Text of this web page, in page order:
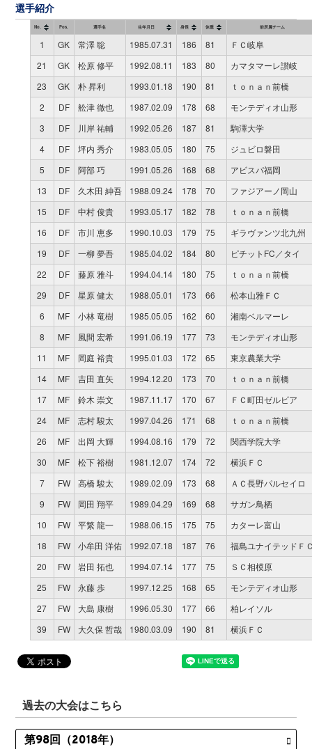
選手紹介
No. Pos. 選手名 生年月日 身長 体重 前所属チーム
1 GK 常澤 聡 1985.07.31 186 81
ＦＣ岐阜
21
GK 松原 修平 1992.08.11 183 80
カマタマーレ讃岐
23
GK 朴 昇利 1993.01.18 190 81
ｔｏｎａｎ前橋
2
DF 舩津 徹也 1987.02.09 178 68
モンテディオ山形
3
DF 川岸 祐輔 1992.05.26 187 81
駒澤大学
4
DF 坪内 秀介 1983.05.05 180 75
ジュビロ磐田
5
DF 阿部 巧 1991.05.26 168 68
アビスパ福岡
13
DF 久木田 紳吾 1988.09.24 178 70
ファジアーノ岡山
15
DF 中村 俊貴 1993.05.17 182 78
ｔｏｎａｎ前橋
16
DF 市川 恵多 1990.10.03 179 75
ギラヴァンツ北九州
19
DF 一柳 夢吾 1985.04.02 184 80
ピチットFC／タイ
22
DF 藤原 雅斗 1994.04.14 180 75
ｔｏｎａｎ前橋
29
DF 星原 健太 1988.05.01 173 66
松本山雅ＦＣ
6
MF 小林 竜樹 1985.05.05 162 60
湘南ベルマーレ
8
MF 風間 宏希 1991.06.19 177 73
モンテディオ山形
11
MF 岡庭 裕貴 1995.01.03 172 65
東京農業大学
14
MF 吉田 直矢 1994.12.20 173 70
ｔｏｎａｎ前橋
17
MF 鈴木 崇文 1987.11.17 170 67
ＦＣ町田ゼルビア
24
MF 志村 駿太 1997.04.26 171 68
ｔｏｎａｎ前橋
26
MF 出岡 大輝 1994.08.16 179 72
関西学院大学
30
MF 松下 裕樹 1981.12.07 174 72
横浜ＦＣ
7
FW 高橋 駿太 1989.02.09 173 68
ＡＣ長野パルセイロ
9
FW 岡田 翔平 1989.04.29 169 68
サガン鳥栖
10
FW 平繁 龍一 1988.06.15 175 75
カターレ富山
18
FW 小牟田 洋佑 1992.07.18 187 76
福島ユナイテッドＦ
20
FW 岩田 拓也 1994.07.14 177 75
ＳＣ相模原
25
FW 永藤 歩 1997.12.25 168 65
モンテディオ山形
27
FW 大島 康樹 1996.05.30 177 66
柏レイソル
39
FW 大久保 哲哉 1980.03.09 190 81 横浜ＦＣ
過去の大会はこちら